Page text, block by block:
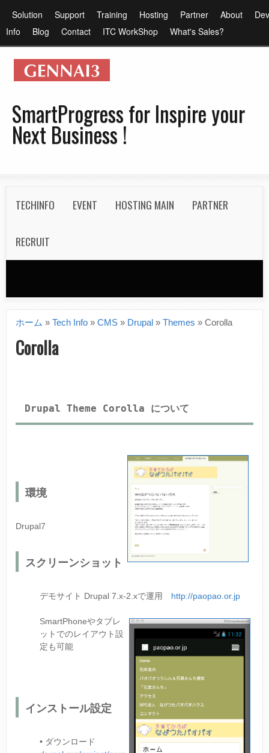
コ
ン
ン
ツ
に
動
メ
イ
ン
ニ
ー
Solution Support Training Hosting Partner About
Info
Blog Contact ITC WorkShop What's Sales?
SmartProgress for Inspire your
Next Business !
o
TECHINFO EVENT HOSTING MAIN PARTNER
RECRUIT
現
在
ホーム » Tech Info » CMS » Drupal » Themes » Corolla
Corolla
Drupal Theme Corolla について
環境
Drupal7
スクリーンショット
デモサイト Drupal 7.x-2.xで運用 http://paopao.or.jp
SmartPhoneやタブレ
ットでのレイアウト設
定も可能
インストール設定
• ダウンロード